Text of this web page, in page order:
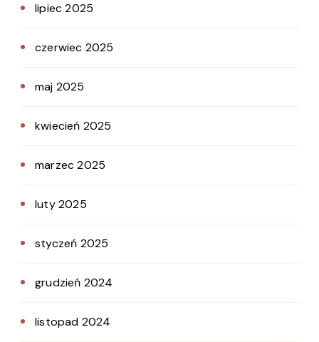
lipiec 2025
czerwiec 2025
maj 2025
kwiecień 2025
marzec 2025
luty 2025
styczeń 2025
grudzień 2024
listopad 2024